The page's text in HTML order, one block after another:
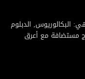
أكاديمية هي: البكالوريوس, الدبلوم
مستضافة مع أعرق